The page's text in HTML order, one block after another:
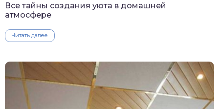
Все тайны создания уюта в домашней
атмосфере
Читать далее